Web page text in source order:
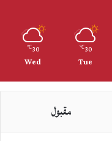
30
℃
Tue
30
℃
Wed
مقبول